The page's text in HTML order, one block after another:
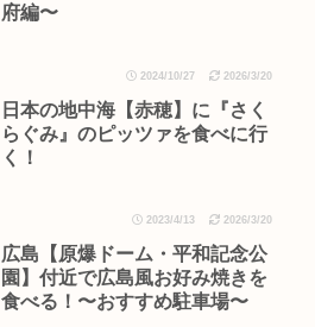
府編〜
2024/10/27 2026/3/20
日本の地中海【赤穂】に『さく
らぐみ』のピッツァを食べに行
く！
2023/4/13 2026/3/20
広島【原爆ドーム・平和記念公
園】付近で広島風お好み焼きを
食べる！〜おすすめ駐車場〜